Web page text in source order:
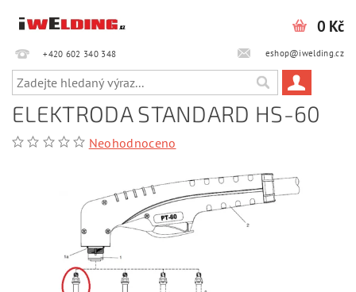
+420 602 340 348‎‎ eshop@iwelding.cz
0 Kč
ELEKTRODA STANDARD HS-60
Neohodnoceno